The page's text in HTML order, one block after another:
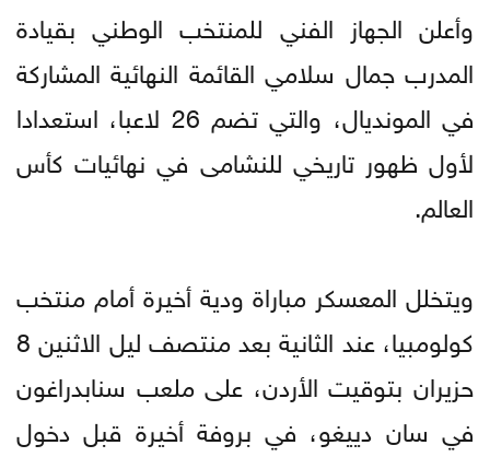
وأعلن الجهاز الفني للمنتخب الوطني بقيادة
المدرب جمال سلامي القائمة النهائية المشاركة
في المونديال، والتي تضم 26 لاعبا، استعدادا
لأول ظهور تاريخي للنشامى في نهائيات كأس
العالم.
ويتخلل المعسكر مباراة ودية أخيرة أمام منتخب
كولومبيا، عند الثانية بعد منتصف ليل الاثنين 8
حزيران بتوقيت الأردن، على ملعب سنابدراغون
في سان دييغو، في بروفة أخيرة قبل دخول